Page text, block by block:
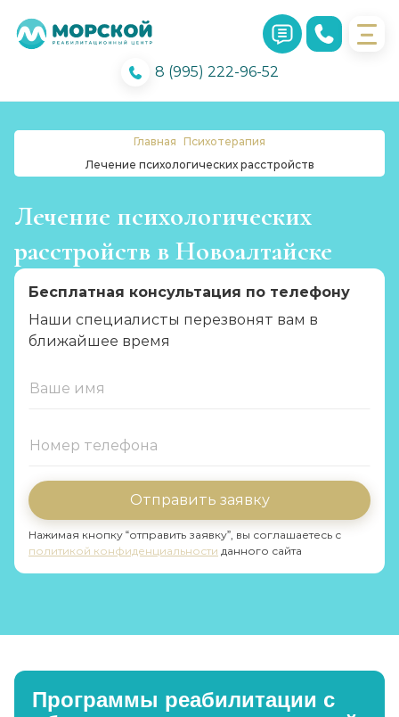
8 (995) 222-96-52
Главная Психотерапия
Лечение психологических расстройств
Лечение психологических
расстройств в Новоалтайске
Бесплатная консультация по телефону
Наши специалисты перезвонят вам в
ближайшее время
Отправить заявку
Нажимая кнопку “отправить заявку”, вы соглашаетесь с
политикой конфиденциальности данного сайта
Программы реабилитации с